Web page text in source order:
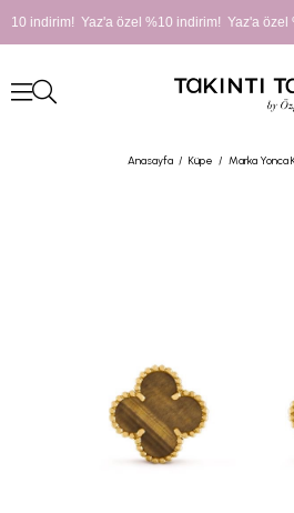
indirim! Yaz'a özel %10 indirim! Yaz'a özel
Anasayfa Küpe Marka Yonca